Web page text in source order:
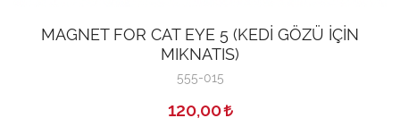
MAGNET FOR CAT EYE 5 (KEDİ GÖZÜ İÇİN
MIKNATIS)
555-015
120,00